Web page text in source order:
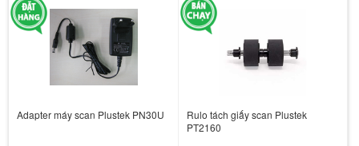
Adapter máy scan Plustek PN30U
Rulo tách giấy scan Plustek
PT2160